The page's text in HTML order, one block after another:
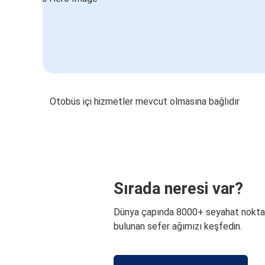
Otobüs içi hizmetler mevcut olmasına bağlıdır
Sırada neresi var?
Dünya çapında 8000+ seyahat
bulunan sefer ağımızı keşfedin.